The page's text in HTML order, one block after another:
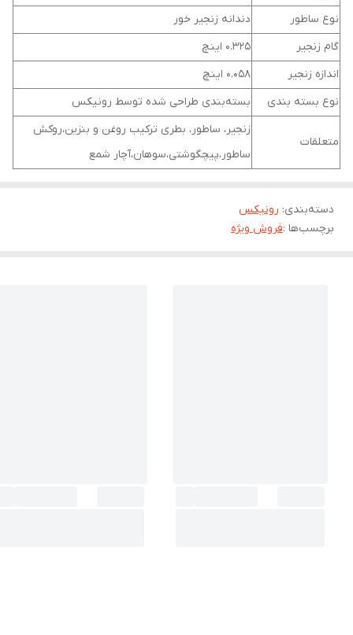
نوع ساطور
دندانه زنجیر خور
گام زنجیر
0.325 اینچ
اندازه زنجیر
0.058 اینچ
نوع بسته ‌بندی
بسته‌بندی طراحی شده توسط رونیکس
متعلقات
زنجیر، ساطور، بطری ترکیب روغن و بنزین،روکش
ساطور،پیچگوشتی،سوهان،آچار شمع
دسته‌بندی: رونیکس
برچسب‌ها :فروش ویژه